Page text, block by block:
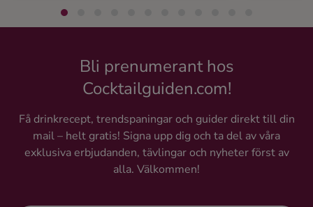
Bli prenumerant hos
Cocktailguiden.com!
Få drinkrecept, trendspaningar och guider direkt till din
mail – helt gratis! Signa upp dig och ta del av våra
exklusiva erbjudanden, tävlingar och nyheter först av
alla. Välkommen!